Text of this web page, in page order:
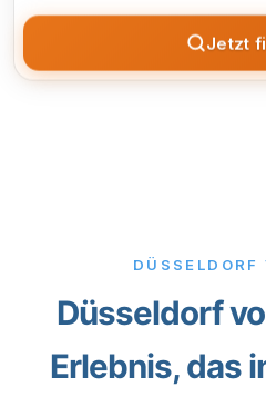
Jetzt
DÜSSELDORF
Düsseldorf
Erlebnis, das